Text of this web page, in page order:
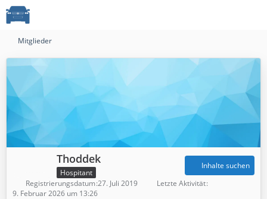
Mitglieder
Thoddek
Hospitant
Inhalte suchen
Registrierungsdatum 27. Juli 2019
Letzte Aktivität
9. Februar 2026 um 13:26